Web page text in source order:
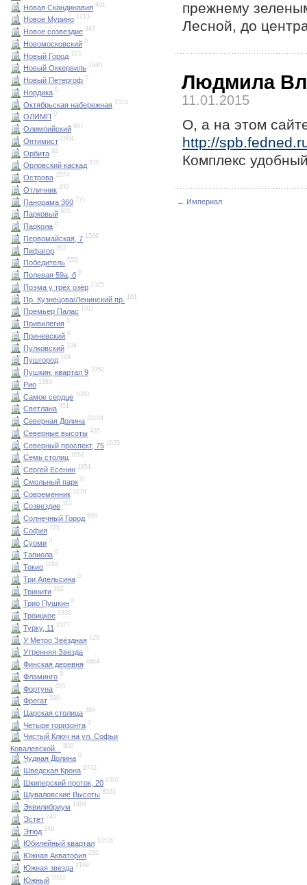
Новая Скандинавия 441
Новое Мурино 1213
Новое созвездие 347
Новомосковский 0
Новый Город 123
Новый Оккервиль 1640
Новый Петергоф 0
Нордика 0
Октябрьская набережная 1514
ОЛИМП 0
Олимпийский 661
Оптимист 1804
Орбита 92
Орловский каскад 910
Острова 1574
Отличник 432
Панорама 360 771
Парковый 905
Паркола 0
Первомайская, 7 1566
Пифагор 207
Победитель 555
Полевая 59а, б 0
Поэма у трёх озёр 2325
Пр. Кузнецова/Ленинский пр. 161
Премьер Палас 1011
Привилегия 0
Приневский 0
Пулковский 334
Пушгород 109
Пушкин, квартал 9 1050
Рио 1383
Самое сердце 1680
Светлана 451
Северная Долина 31104
Северные высоты 435
Северный проспект, 75 1625
Семь столиц 1651
Сергей Есенин 1851
Смольный парк 0
Современник 3279
Созвездие 115
Солнечный Город 698
София 775
Суоми 0
Тапиола 0
Токио 1184
Три Апельсина 0
Тринити 362
Трио Пушкин 0
Троицкое 3336
Турку, 11 2377
У Метро Звёздная 129
Утренняя Звезда 0
Финская деревня 4684
Фламинго 0
Фортуна 455
Фрегат 590
Царская столица 389
Четыре горизонта 0
Чистый Ключ на ул. Софьи
Ковалевской...
806
Чудная Долина 0
Шведская Крона 9742
Шкиперский проток, 20 6307
Шуваловские Высоты 8523
Эквилибриум 1464
Эстет 243
Этюд 349
Юбилейный квартал 11616
Южная Акватория 220
Южная звезда 2169
Южный 1933
прежнему
Лесной, до
Людмила
11.01.2015
О, а на этом
http://
Комплекс
← Империал